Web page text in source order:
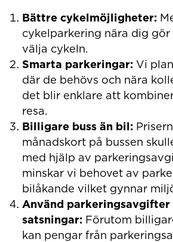
Bättre cykelmöjligheter:
cykelparkering nära dig
välja cykeln.
Smarta parkeringar:Vi
där de behövs och nära
det blir enklare att
resa.
Billigare buss än bil:
månadskort på bussen
med hjälp av
minskar vi behovet av
bilåkande vilket gynnar
Använd parkeringsavgifter
satsningar:Förutom
kan pengar från